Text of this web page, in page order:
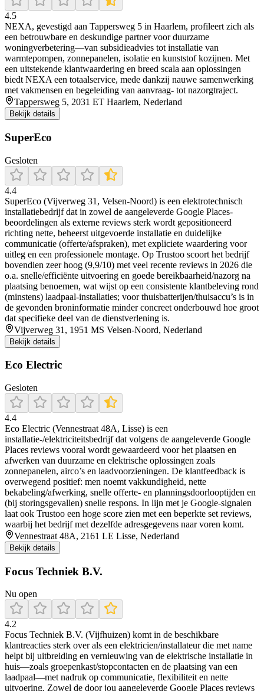
4.5
NEXA, gevestigd aan Tappersweg 5 in Haarlem, profileert zich als
een betrouwbare en deskundige partner voor duurzame
woningverbetering—van subsidieadvies tot installatie van
warmtepompen, zonnepanelen, isolatie en kunststof kozijnen. Met
een uitstekende klantwaardering en breed scala aan oplossingen
biedt NEXA een totaalservice, mede dankzij nauwe samenwerking
met vakmensen en begeleiding van aanvraag- tot nazorgtraject.
Tappersweg 5, 2031 ET Haarlem, Nederland
Bekijk details
SuperEco
Gesloten
4.4
SuperEco (Vijverweg 31, Velsen-Noord) is een elektrotechnisch
installatiebedrijf dat in zowel de aangeleverde Google Places-
beoordelingen als externe reviews sterk wordt gepositioneerd
richting nette, beheerst uitgevoerde installatie en duidelijke
communicatie (offerte/afspraken), met expliciete waardering voor
uitleg en een professionele montage. Op Trustoo scoort het bedrijf
bovendien zeer hoog (9,9/10) met veel recente reviews in 2026 die
o.a. snelle/efficiënte uitvoering en goede bereikbaarheid/nazorg na
plaatsing benoemen, wat wijst op een consistente klantbeleving rond
(minstens) laadpaal-installaties; voor thuisbatterijen/thuisaccu’s is in
de gevonden broninformatie minder concreet onderbouwd hoe groot
dat specifieke deel van de dienstverlening is.
Vijverweg 31, 1951 MS Velsen-Noord, Nederland
Bekijk details
Eco Electric
Gesloten
4.4
Eco Electric (Vennestraat 48A, Lisse) is een
installatie-/elektriciteitsbedrijf dat volgens de aangeleverde Google
Places reviews vooral wordt gewaardeerd voor het plaatsen en
afwerken van duurzame en elektrische oplossingen zoals
zonnepanelen, airco’s en laadvoorzieningen. De klantfeedback is
overwegend positief: men noemt vakkundigheid, nette
bekabeling/afwerking, snelle offerte- en planningsdoorlooptijden en
(bij storingsgevallen) snelle respons. In lijn met je Google-signalen
laat ook Trustoo een hoge score zien met een beperkte set reviews,
waarbij het bedrijf met dezelfde adresgegevens naar voren komt.
Vennestraat 48A, 2161 LE Lisse, Nederland
Bekijk details
Focus Techniek B.V.
Nu open
4.2
Focus Techniek B.V. (Vijfhuizen) komt in de beschikbare
klantreacties sterk over als een elektricien/installateur die met name
helpt bij uitbreiding en vernieuwing van de elektrische installatie in
huis—zoals groepenkast/stopcontacten en de plaatsing van een
laadpaal—met nadruk op communicatie, flexibiliteit en nette
uitvoering. Zowel de door jou aangeleverde Google Places reviews